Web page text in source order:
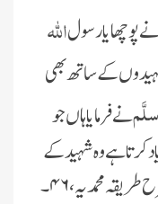
پوچھا یارسولاللہ
کے ساتھ بھی
نے فرمایا ہاں جو
ہے وہ شہید کے
ساتھ اٹھایا جائے گا۔ (برتیہ محمودیہ فی شرح طریقہ محمدیہ، ۴۶۔